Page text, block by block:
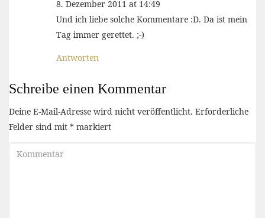
8. Dezember 2011 at 14:49
Und ich liebe solche Kommentare :D. Da ist mein
Tag immer gerettet. ;-)
Antworten
Schreibe einen Kommentar
Deine E-Mail-Adresse wird nicht veröffentlicht. Erforderliche
Felder sind mit * markiert
Kommentar